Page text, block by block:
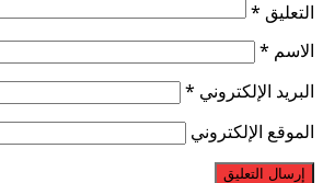
التعليق *
الاسم *
البريد الإلكتروني *
الموقع الإلكتروني